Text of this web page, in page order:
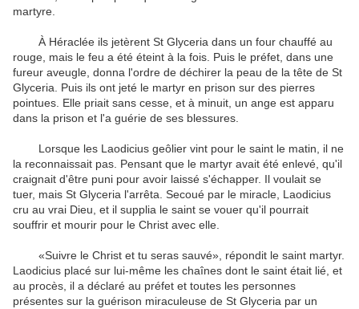
martyre.
À Héraclée ils jetèrent St Glyceria dans un four chauffé au
rouge, mais le feu a été éteint à la fois. Puis le préfet, dans une
fureur aveugle, donna l'ordre de déchirer la peau de la tête de St
Glyceria.
Puis ils ont jeté le martyr en prison sur des pierres
pointues. Elle priait sans cesse, et à minuit, un ange est apparu
dans la prison et l'a guérie de ses blessures.
Lorsque les Laodicius geôlier vint pour le saint le matin, il ne
la reconnaissait pas. Pensant que le martyr avait été enlevé, qu'il
craignait d'être puni pour avoir laissé s'échapper. Il voulait se
tuer, mais St Glyceria l'arrêta. Secoué par le miracle, Laodicius
cru au vrai Dieu, et il supplia le saint se vouer qu'il pourrait
souffrir et mourir pour le Christ avec elle.
«Suivre le Christ et tu seras sauvé», répondit le saint martyr.
Laodicius placé sur lui-même les chaînes dont le saint était lié, et
au procès, il a déclaré au préfet et toutes les personnes
présentes sur la guérison miraculeuse de St Glyceria par un